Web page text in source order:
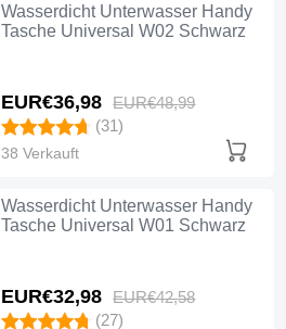
Wasserdicht Unterwasser Handy
Tasche Universal W02 Schwarz
EUR€36,98 EUR€48,99
(31)
38 Verkauft
Wasserdicht Unterwasser Handy
Tasche Universal W01 Schwarz
EUR€32,98 EUR€42,58
(27)